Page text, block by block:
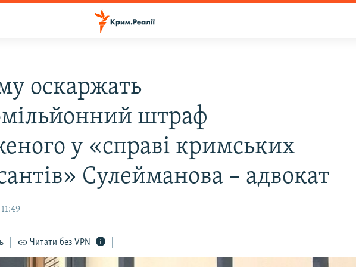
оскаржать
штраф
у «справі кримських
Сулейманова – адвокат
Читати без VPN